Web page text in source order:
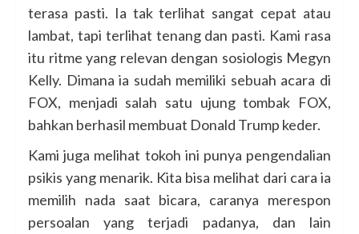
terasa pasti. Ia tak terlihat sangat cepat atau
lambat, tapi terlihat tenang dan pasti. Kami rasa
itu ritme yang relevan dengan sosiologis Megyn
Kelly. Dimana ia sudah memiliki sebuah acara di
FOX, menjadi salah satu ujung tombak FOX,
bahkan berhasil membuat Donald Trump keder.
Kami juga melihat tokoh ini punya pengendalian
psikis yang menarik. Kita bisa melihat dari cara ia
memilih nada saat bicara, caranya merespon
persoalan yang terjadi padanya, dan lain